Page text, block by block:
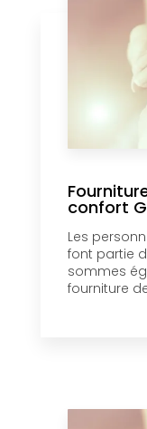
confort
Les
font partie
sommes
fourniture